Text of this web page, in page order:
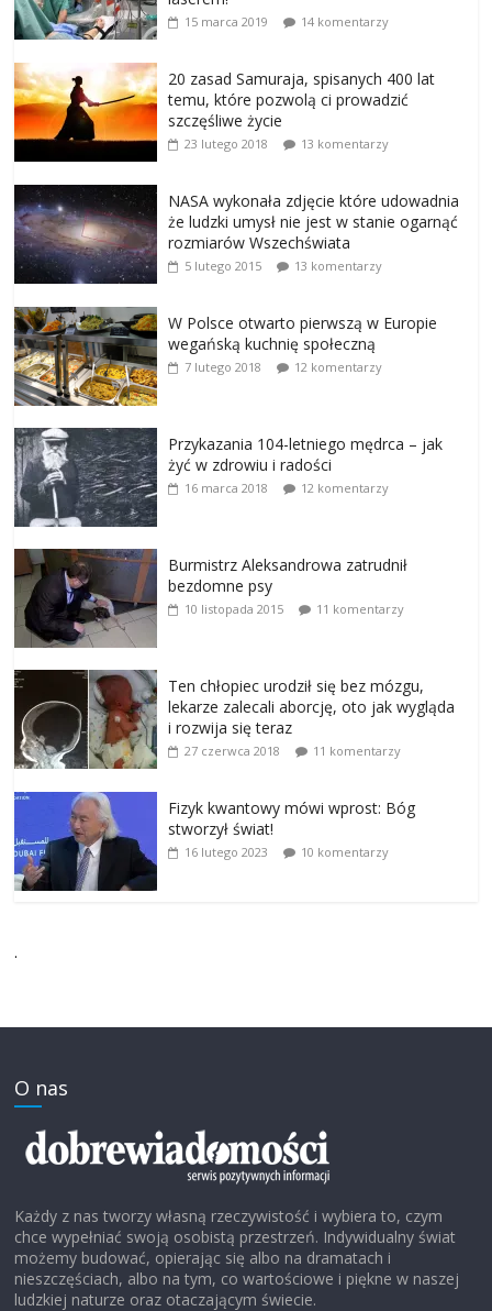
15 marca 2019 14 komentarzy
20 zasad Samuraja, spisanych 400 lat
temu, które pozwolą ci prowadzić
szczęśliwe życie
23 lutego 2018 13 komentarzy
NASA wykonała zdjęcie które udowadnia
że ludzki umysł nie jest w stanie ogarnąć
rozmiarów Wszechświata
5 lutego 2015 13 komentarzy
W Polsce otwarto pierwszą w Europie
wegańską kuchnię społeczną
7 lutego 2018 12 komentarzy
Przykazania 104-letniego mędrca – jak
żyć w zdrowiu i radości
16 marca 2018 12 komentarzy
Burmistrz Aleksandrowa zatrudnił
bezdomne psy
10 listopada 2015 11 komentarzy
Ten chłopiec urodził się bez mózgu,
lekarze zalecali aborcję, oto jak wygląda
i rozwija się teraz
27 czerwca 2018 11 komentarzy
Fizyk kwantowy mówi wprost: Bóg
stworzył świat!
16 lutego 2023 10 komentarzy
.
O nas
Każdy z nas tworzy własną rzeczywistość i wybiera to, czym
chce wypełniać swoją osobistą przestrzeń. Indywidualny świat
możemy budować, opierając się albo na dramatach i
nieszczęściach, albo na tym, co wartościowe i piękne w naszej
ludzkiej naturze oraz otaczającym świecie.